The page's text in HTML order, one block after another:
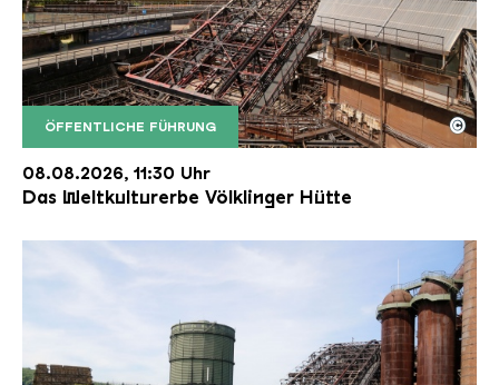
ÖFFENTLICHE FÜHRUNG
Der Erzschrägaufzug der Völklinger Hütte mit
Copyright: Weltkulturerbe Völklinger Hütte | Karl
©
08.08.2026, 11:30 Uhr
Das Weltkulturerbe Völklinger Hütte